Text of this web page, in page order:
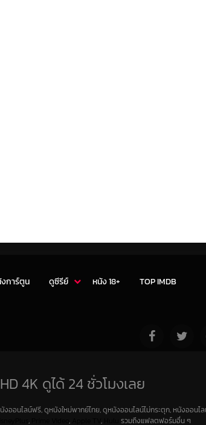
การ์ตูน ดูซีรีย์ หนัง 18+ TOP IMDB
4K ดูได้ 24 ชั่วโมงเลย
อนไลน์ฟรี, ดูหนังใหม่พากย์ไทย, ดูหนังออนไลน์ไม่กระตุก, หนังออนไล
, , , รวมถึงแฟลตฟอร์มอื่น ๆ